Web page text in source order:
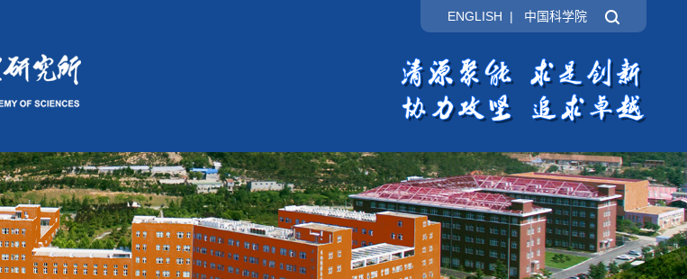
ENGLISH | 中国科学院